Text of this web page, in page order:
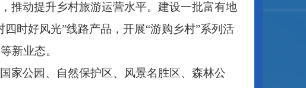
推动提升乡村旅游运营水平。建设一批富有地
四时好风光”线路产品，开展“游购乡村”系列活
新业态。
家公园、自然保护区、风景名胜区、森林公